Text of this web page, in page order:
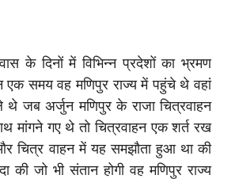
के दिनों में विभिन्न प्रदेशों का भ्रमण
एक समय वह मणिपुर राज्य में पहुंचे थे वहां
थे जब अर्जुन मणिपुर के राजा चित्रवाहन
मांगने गए थे तो चित्रवाहन एक शर्त रख
चित्र वाहन में यह समझौता हुआ था की
की जो भी संतान होगी वह मणिपुर राज्य